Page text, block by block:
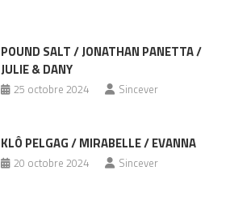
POUND SALT / JONATHAN PANETTA /
JULIE & DANY
25 octobre 2024 Sincever
KLÔ PELGAG / MIRABELLE / EVANNA
20 octobre 2024 Sincever